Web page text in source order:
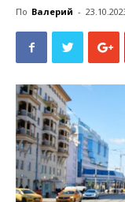
По Валерий -